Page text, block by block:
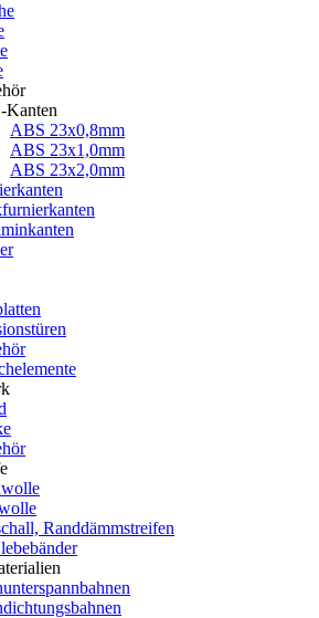
Kanten
ABS 23x0,8mm
ABS 23x1,0mm
ABS 23x2,0mm
Randdämmstreifen